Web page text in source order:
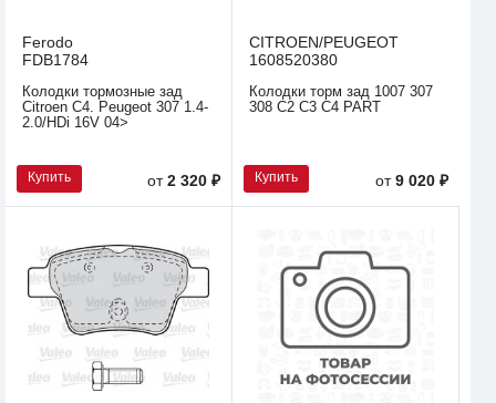
Ferodo
FDB1784
Колодки тормозные зад
Citroen C4. Peugeot 307 1.4-
2.0/HDi 16V 04>
Купить от2 320 ₽
CITROEN/PEUGEOT
1608520380
Колодки торм зад 1007 307
308 C2 C3 C4 PART
Купить от9 020 ₽